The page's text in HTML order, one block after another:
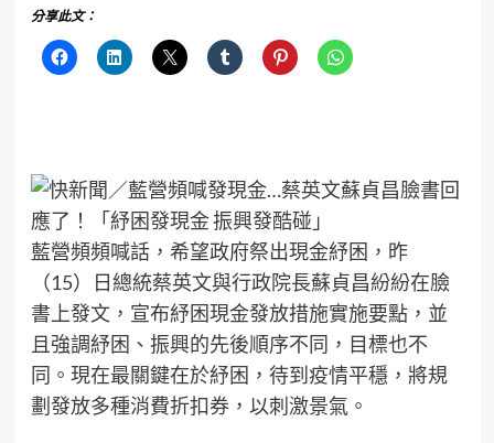
分享此文：
藍營頻頻喊話，希望政府祭出現金紓困，昨
（15）日總統蔡英文與行政院長蘇貞昌紛紛在臉
書上發文，宣布紓困現金發放措施實施要點，並
且強調紓困、振興的先後順序不同，目標也不
同。現在最關鍵在於紓困，待到疫情平穩，將規
劃發放多種消費折扣券，以刺激景氣。